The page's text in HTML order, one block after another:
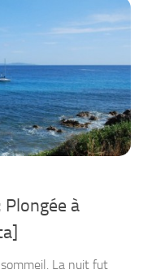
Plongée à
La nuit fut